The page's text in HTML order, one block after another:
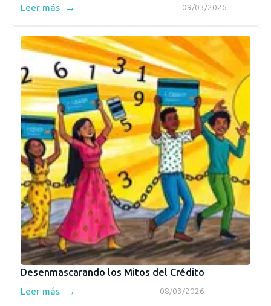
09/03/2026
Leer más →
Desenmascarando los Mitos del Crédito
08/03/2026
Leer más →